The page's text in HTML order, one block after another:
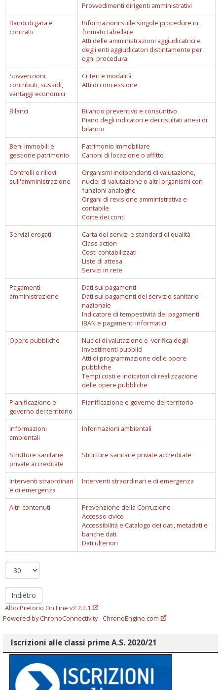
Provvedimenti dirigenti amministrativi
Bandi di gara e
contratti
Informazioni sulle singole procedure in
formato tabellare
Atti delle amministrazioni aggiudicatrici e
degli enti aggiudicatori distintamente per
ogni procedura
Sovvenzioni,
contributi, sussidi,
vantaggi economici
Criteri e modalità
Atti di concessione
Bilanci
Bilancio preventivo e consuntivo
Piano degli indicatori e dei risultati attesi di
bilancio
Beni immobili e
gestione patrimonio
Patrimonio immobiliare
Canoni di locazione o affitto
Controlli e rilievi
sull'amministrazione
Organismi indipendenti di valutazione,
nuclei di valutazione o altri organismi con
funzioni analoghe
Organi di revisione amministrativa e
contabile
Corte dei conti
Servizi erogati
Carta dei servizi e standard di qualità
Class action
Costi contabilizzati
Liste di attesa
Servizi in rete
Pagamenti
amministrazione
Dati sui pagamenti
Dati sui pagamenti del servizio sanitario
nazionale
Indicatore di tempestività dei pagamenti
IBAN e pagamenti informatici
Opere pubbliche
Nuclei di valutazione e verifica degli
investimenti pubblici
Atti di programmazione delle opere
pubbliche
Tempi costi e indicatori di realizzazione
delle opere pubbliche
Pianificazione e
governo del territorio
Pianificazione e governo del territorio
Informazioni
ambientali
Informazioni ambientali
Strutture sanitarie
private accreditate
Strutture sanitarie private accreditate
Interventi straordinari
e di emergenza
Interventi straordinari e di emergenza
Altri contenuti
Prevenzione della Corruzione
Accesso civico
Accessibilità e Catalogo dei dati, metadati e
banche dati
Dati ulteriori
Indietro
Albo Pretorio On Line v2 2.2.1
Powered by ChronoConnectivity - ChronoEngine.com
Iscrizioni alle classi prime A.S. 2020/21